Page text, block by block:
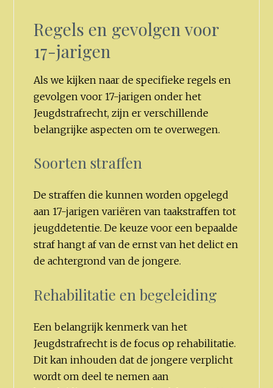
Regels en gevolgen voor
17-jarigen
Als we kijken naar de specifieke regels en
gevolgen voor 17-jarigen onder het
Jeugdstrafrecht, zijn er verschillende
belangrijke aspecten om te overwegen.
Soorten straffen
De straffen die kunnen worden opgelegd
aan 17-jarigen variëren van taakstraffen tot
jeugddetentie. De keuze voor een bepaalde
straf hangt af van de ernst van het delict en
de achtergrond van de jongere.
Rehabilitatie en begeleiding
Een belangrijk kenmerk van het
Jeugdstrafrecht is de focus op rehabilitatie.
Dit kan inhouden dat de jongere verplicht
wordt om deel te nemen aan